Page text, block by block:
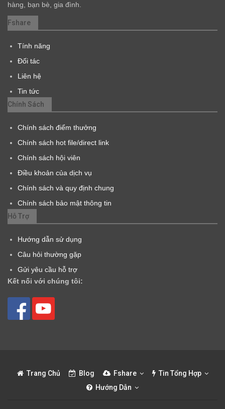
hàng, bạn bè, gia đình.
Fshare
Tính năng
Đối tác
Liên hệ
Tin tức
Chính Sách
Chính sách điểm thưởng
Chính sách hot file/direct link
Chính sách hội viên
Điều khoản của dịch vụ
Chính sách và quy định chung
Chính sách bảo mật thông tin
Hỗ Trợ
Hướng dẫn sử dụng
Câu hỏi thường gặp
Gửi yêu cầu hỗ trợ
Kết nối với chúng tôi:
Trang Chủ Blog Fshare
Tin Tổng Hợp
Hướng Dẫn